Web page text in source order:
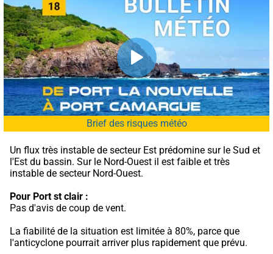
Brief des risques météo
Un flux très instable de secteur Est prédomine sur le Sud et
l'Est du bassin. Sur le Nord-Ouest il est faible et très
instable de secteur Nord-Ouest.
Pour Port st clair :
Pas d'avis de coup de vent.
La fiabilité de la situation est limitée à 80%, parce que
l'anticyclone pourrait arriver plus rapidement que prévu.